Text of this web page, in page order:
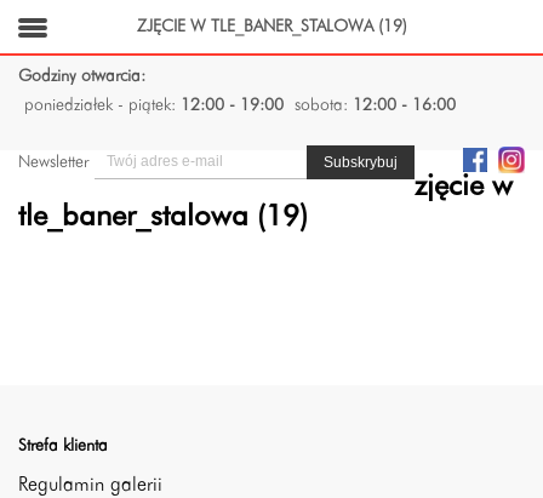
Godziny otwarcia:
poniedziałek - piątek:
12:00 - 19:00 sobota: 12:00 - 16:00
Newsletter
zjęcie w
tle_baner_stalowa (19)
Strefa klienta
Regulamin galerii
ZJĘCIE W TLE_BANER_STALOWA (19)